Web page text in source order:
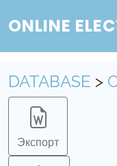
ONLINE
DATABASE >
Экспорт
получить